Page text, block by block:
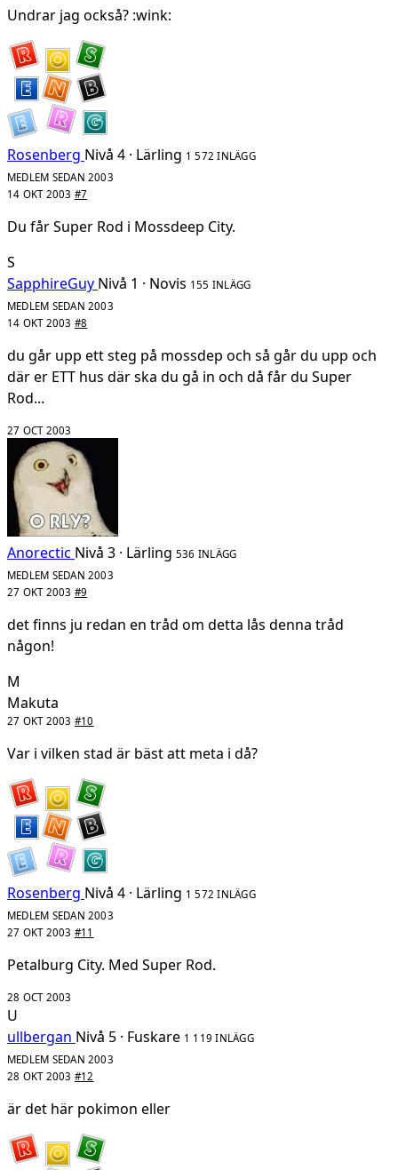
Undrar jag också? :wink:
Rosenberg Nivå 4 · Lärling 1 572 INLÄGG
MEDLEM SEDAN 2003
14 OKT 2003 #7
Du får Super Rod i Mossdeep City.
S
SapphireGuy Nivå 1 · Novis 155 INLÄGG
MEDLEM SEDAN 2003
14 OKT 2003 #8
du går upp ett steg på mossdep och så går du upp och
där er ETT hus där ska du gå in och då får du Super
Rod...
27 OCT 2003
Anorectic Nivå 3 · Lärling 536 INLÄGG
MEDLEM SEDAN 2003
27 OKT 2003 #9
det finns ju redan en tråd om detta lås denna tråd
någon!
M
Makuta
27 OKT 2003 #10
Var i vilken stad är bäst att meta i då?
Rosenberg Nivå 4 · Lärling 1 572 INLÄGG
MEDLEM SEDAN 2003
27 OKT 2003 #11
Petalburg City. Med Super Rod.
28 OCT 2003
U
ullbergan Nivå 5 · Fuskare 1 119 INLÄGG
MEDLEM SEDAN 2003
28 OKT 2003 #12
är det här pokimon eller